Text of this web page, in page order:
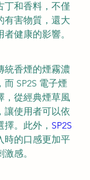
丁和香料，不僅
有害物質，還大
健康的影響。
統香煙的煙霧濃
SP2S 電子煙
，從經典煙草風
讓使用者可以依
。此外， SP2S
時的口感更加平
感。